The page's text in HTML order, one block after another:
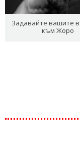
Задавайте вашите
към Жоро